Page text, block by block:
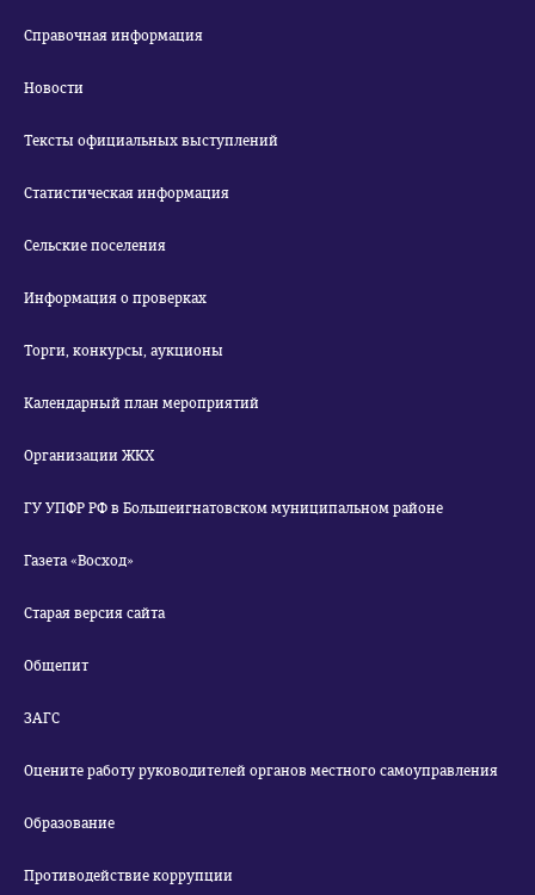
Справочная информация
Новости
Тексты официальных выступлений
Статистическая информация
Сельские поселения
Информация о проверках
Торги, конкурсы, аукционы
Календарный план мероприятий
Организации ЖКХ
ГУ УПФР РФ в Большеигнатовском муниципальном районе
Газета «Восход»
Старая версия сайта
Общепит
ЗАГС
Оцените работу руководителей органов местного самоуправления
Образование
Противодействие коррупции